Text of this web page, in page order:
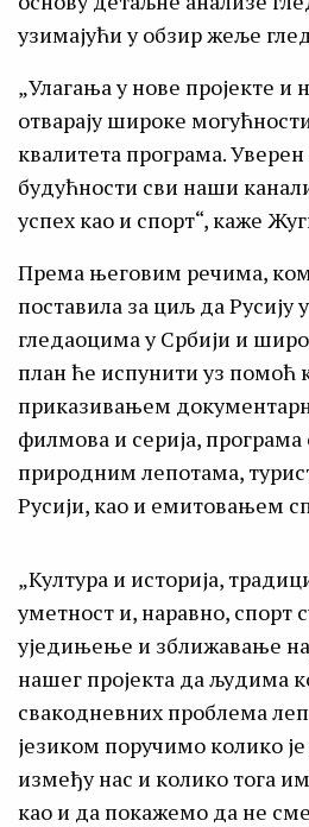
узимајући у обзир жеље
„Улагања у нове пројекте и
отварају широке
квалитета програма.
будућности сви наши
успех као и спорт“, каже
Према његовим речима,
поставила за циљ да
гледаоцима у Србији и
план ће испунити уз помоћ
приказивањем
филмова и серија, програма
природним лепотама,
Русији, као и емитовањем
„Култура и историја,
уметност и, наравно, спорт
уједињење и зближавање
нашег пројекта да људима
свакодневних проблема
језиком поручимо колико
између нас и колико тога
као и да покажемо да не